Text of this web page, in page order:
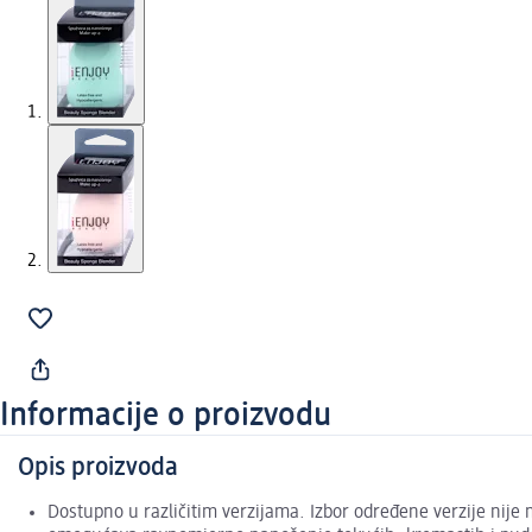
Informacije o proizvodu
Opis proizvoda
Dostupno u različitim verzijama. Izbor određene verzije nije